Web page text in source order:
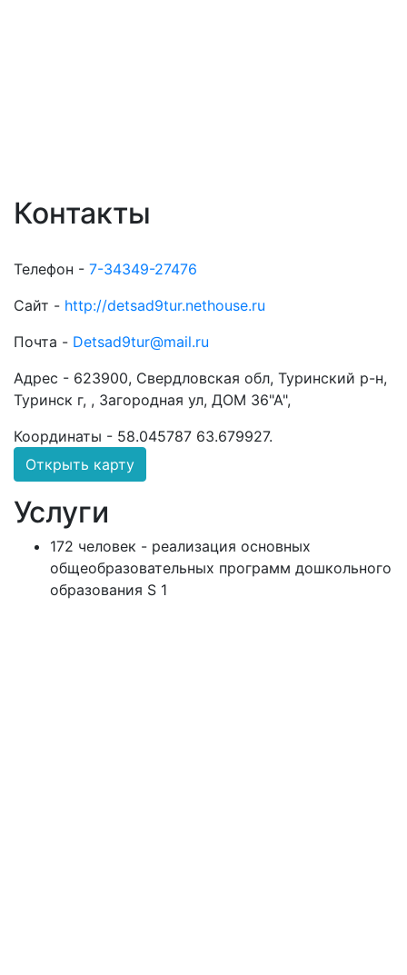
Контакты
Телефон - 7-34349-27476
Сайт - http://detsad9tur.nethouse.ru
Почта - Detsad9tur@mail.ru
Адрес - 623900, Свердловская обл, Туринский р-н,
Туринск г, , Загородная ул, ДОМ 36"А",
Координаты - 58.045787 63.679927.
Открыть карту
Услуги
172 человек - реализация основных
общеобразовательных программ дошкольного
образования S 1